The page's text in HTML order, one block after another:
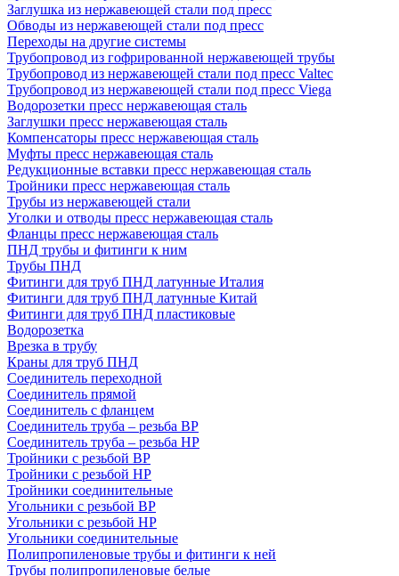
Заглушка из нержавеющей стали под пресс
Обводы из нержавеющей стали под пресс
Переходы на другие системы
Трубопровод из гофрированной нержавеющей трубы
Трубопровод из нержавеющей стали под пресс Valtec
Трубопровод из нержавеющей стали под пресс Viega
Водорозетки пресс нержавеющая сталь
Заглушки пресс нержавеющая сталь
Компенсаторы пресс нержавеющая сталь
Муфты пресс нержавеющая сталь
Редукционные вставки пресс нержавеющая сталь
Тройники пресс нержавеющая сталь
Трубы из нержавеющей стали
Уголки и отводы пресс нержавеющая сталь
Фланцы пресс нержавеющая сталь
ПНД трубы и фитинги к ним
Трубы ПНД
Фитинги для труб ПНД латунные Италия
Фитинги для труб ПНД латунные Китай
Фитинги для труб ПНД пластиковые
Водорозетка
Врезка в трубу
Краны для труб ПНД
Соединитель переходной
Соединитель прямой
Соединитель с фланцем
Соединитель труба – резьба ВР
Соединитель труба – резьба НР
Тройники с резьбой ВР
Тройники с резьбой НР
Тройники соединительные
Угольники с резьбой ВР
Угольники с резьбой НР
Угольники соединительные
Полипропиленовые трубы и фитинги к ней
Трубы полипропиленовые белые